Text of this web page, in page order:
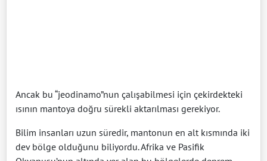
Ancak bu “jeodinamo”nun çalışabilmesi için çekirdekteki
ısının mantoya doğru sürekli aktarılması gerekiyor.
Bilim insanları uzun süredir, mantonun en alt kısmında iki
dev bölge olduğunu biliyordu. Afrika ve Pasifik